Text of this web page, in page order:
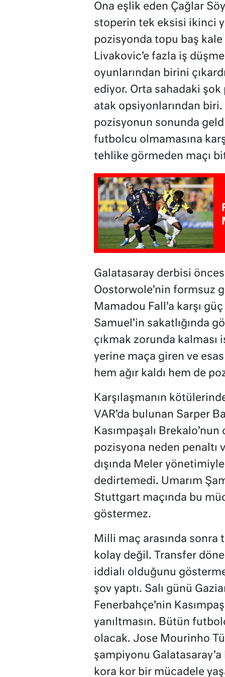
Ona eşlik eden Çağlar
stoperin tek eksisi ikinci
pozisyonda topu baş kale
Livakovic’e fazla iş
oyunlarından birini
ediyor. Orta sahadaki
atak opsiyonlarından
pozisyonun sonunda
futbolcu olmamasına
tehlike görmeden maçı
Galatasaray derbisi
Oostorwole’nin formsuz
Mamadou Fall’a karşı
Samuel’in sakatlığında
çıkmak zorunda
yerine maça giren ve
hem ağır kaldı hem de
Karşılaşmanın
VAR’da bulunan Sarper
Kasımpaşalı
pozisyona neden penaltı
dışında Meler
dedirtemedi. Umarım
Stuttgart maçında bu
göstermez.
Milli maç arasında
kolay değil. Transfer
iddialı olduğunu
şov yaptı. Salı günü
Fenerbahçe’nin
yanıltmasın. Bütün
olacak. Jose Mourinho
şampiyonu
kora kor bir mücadele